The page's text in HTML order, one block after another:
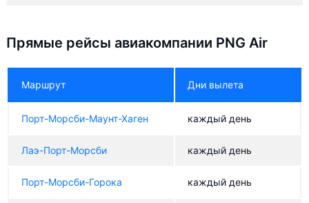
Прямые рейсы авиакомпании PNG Air
Маршрут Дни вылета
Порт-Морсби-Маунт-Хаген каждый день
Лаэ-Порт-Морсби каждый день
Порт-Морсби-Горока каждый день